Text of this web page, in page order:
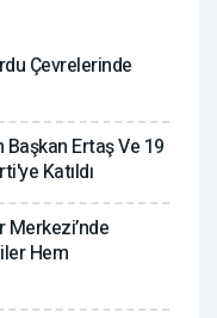
Çevrelerinde
Ertaş Ve 19
Katıldı
Hem